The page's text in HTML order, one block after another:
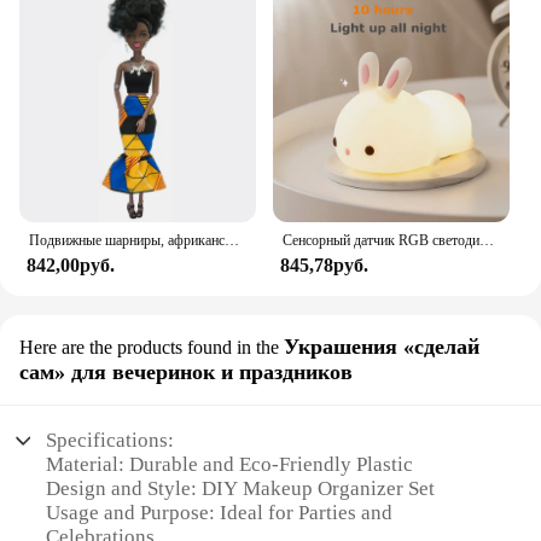
Подвижные шарниры, африканская черная кукла для американских кукол, аксессуары, тело Nudy с одеждой для Барби, игрушка для девочки, ролевая детская игрушка, подарок
842,00руб.
Сенсорный датчик RGB светодиодный ночник с кроликом, 16 цветов, USB перезаряжаемая силиконовая лампа в виде кролика для детей, детские игрушки, подарок на фестиваль
845,78руб.
Here are the products found in the Украшения «сделай
сам» для вечеринок и праздников
Specifications:
Material: Durable and Eco-Friendly Plastic
Design and Style: DIY Makeup Organizer Set
Usage and Purpose: Ideal for Parties and